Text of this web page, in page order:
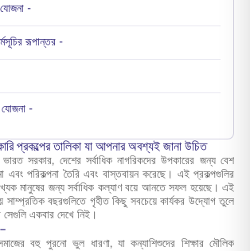
যোজনা -
রূপান্তর -
যোজনা -
প্রকল্পের তালিকা যা আপনার অবশ্যই জানা উচিত
সরকার, দেশের সর্বাধিক নাগরিকদের উপকারের জন্য বেশ
এবং পরিকল্পনা তৈরি এবং বাস্তবায়ন করেছে। এই প্রকল্পগুলির
মানুষের জন্য সর্বাধিক কল্যাণ বয়ে আনতে সফল হয়েছে। এই
সাম্প্রতিক বছরগুলিতে গৃহীত কিছু সবচেয়ে কার্যকর উদ্যোগ তুলে
একবার দেখে নিই।
বহু পুরনো ভুল ধারণা, যা কন্যাশিশুদের শিক্ষার মৌলিক